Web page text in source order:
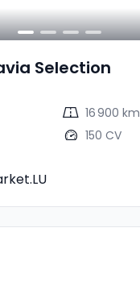
Selection
16 900 km
150 CV